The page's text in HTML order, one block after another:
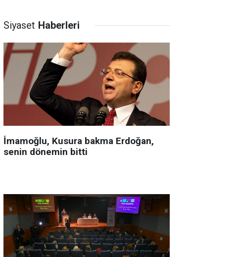
Siyaset Haberleri
İmamoğlu, Kusura bakma Erdoğan,
senin dönemin bitti